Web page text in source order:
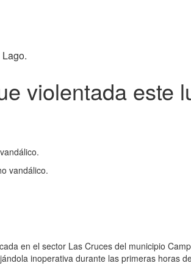
violentada este
vandálico.
en el sector Las Cruces del municipio
inoperativa durante las primeras horas